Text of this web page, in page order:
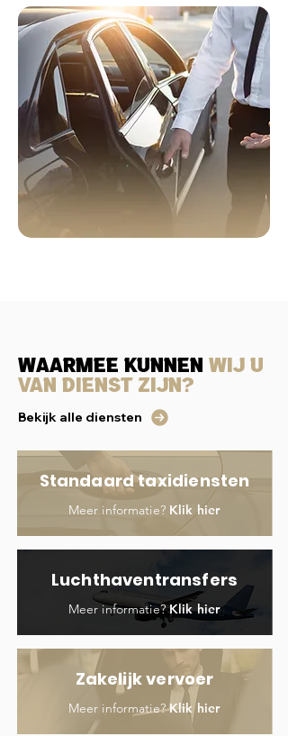
Waarmee kunnen wij u
van dienst zijn?
Bekijk alle diensten
Standaard taxidiensten
Meer informatie? Klik hier
Luchthaventransfers
Meer informatie?Klik hier
Zakelijk vervoer
Meer informatie?Klik hier